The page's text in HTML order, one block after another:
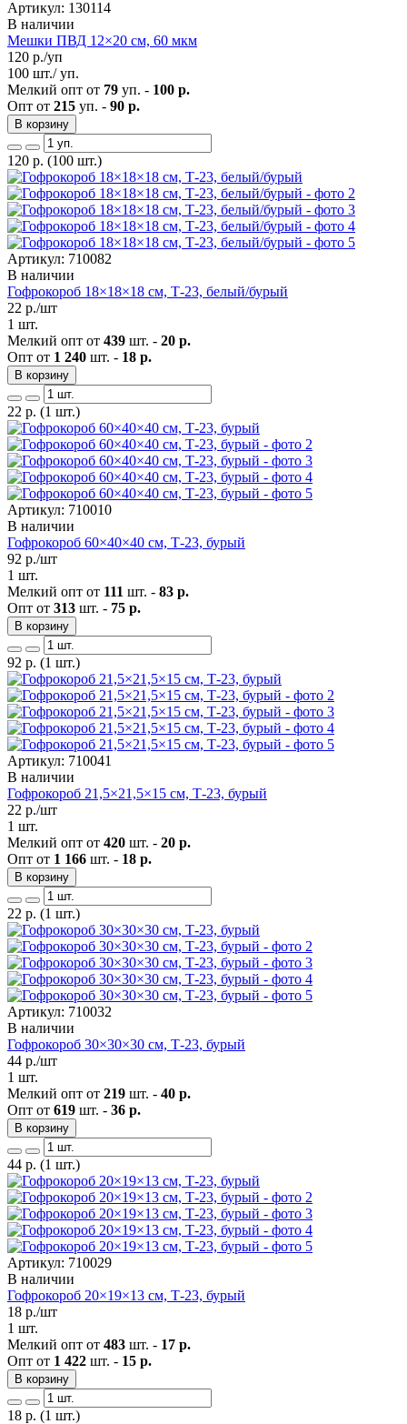
Артикул: 130114
В наличии
Мешки ПВД 12×20 см, 60 мкм
120 р./уп
100 шт./ уп.
Мелкий опт от 79 уп. - 100 р.
Опт от 215 уп. - 90 р.
В корзину
120 р. (100 шт.)
Артикул: 710082
В наличии
Гофрокороб 18×18×18 см, Т-23, белый/бурый
22 р./шт
1 шт.
Мелкий опт от 439 шт. - 20 р.
Опт от 1 240 шт. - 18 р.
В корзину
22 р. (1 шт.)
Артикул: 710010
В наличии
Гофрокороб 60×40×40 см, Т-23, бурый
92 р./шт
1 шт.
Мелкий опт от 111 шт. - 83 р.
Опт от 313 шт. - 75 р.
В корзину
92 р. (1 шт.)
Артикул: 710041
В наличии
Гофрокороб 21,5×21,5×15 см, Т-23, бурый
22 р./шт
1 шт.
Мелкий опт от 420 шт. - 20 р.
Опт от 1 166 шт. - 18 р.
В корзину
22 р. (1 шт.)
Артикул: 710032
В наличии
Гофрокороб 30×30×30 см, Т-23, бурый
44 р./шт
1 шт.
Мелкий опт от 219 шт. - 40 р.
Опт от 619 шт. - 36 р.
В корзину
44 р. (1 шт.)
Артикул: 710029
В наличии
Гофрокороб 20×19×13 см, Т-23, бурый
18 р./шт
1 шт.
Мелкий опт от 483 шт. - 17 р.
Опт от 1 422 шт. - 15 р.
В корзину
18 р. (1 шт.)